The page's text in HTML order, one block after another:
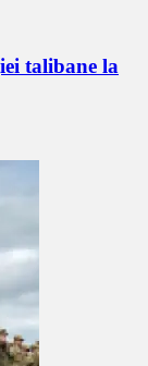
talibane la